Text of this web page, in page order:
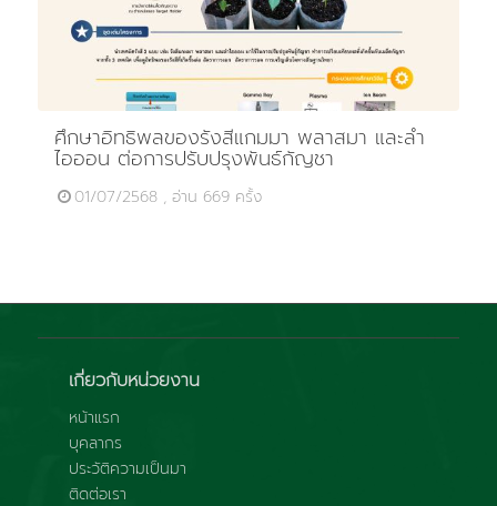
ศึกษาอิทธิพลของรังสีแกมมา พลาสมา และลำ
ไอออน ต่อการปรับปรุงพันธ์กัญชา
01/07/2568 , อ่าน 669 ครั้ง
เกี่ยวกับหน่วยงาน
หน้าแรก
บุคลากร
ประวัติความเป็นมา
ติดต่อเรา